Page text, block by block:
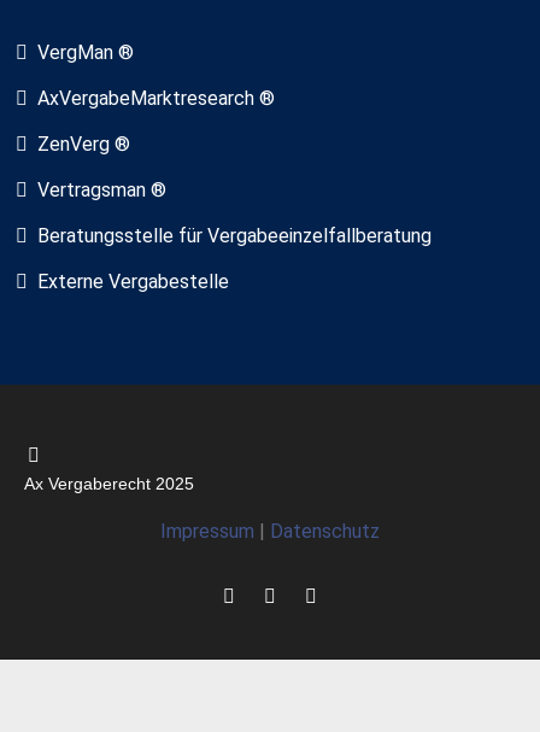
VergMan ®
AxVergabeMarktresearch ®
ZenVerg ®
Vertragsman ®
Beratungsstelle für Vergabeeinzelfallberatung
Externe Vergabestelle
Ax Vergaberecht 2025
Impressum Datenschutz